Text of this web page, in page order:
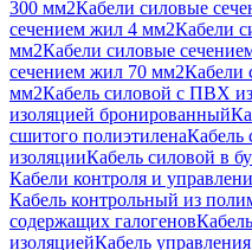
300 мм2Кабели силовые
сечением жил 4 мм2Кабели
мм2Кабели силовые
сечением жил 70 мм2Кабели
мм2Кабель силовой с ПВХ
изоляцией бронированный
сшитого полиэтиленаКабель
изоляцииКабель силовой в
Кабели контроля и
Кабель контрольный из
содержащих галогенов
изоляциейКабель управления